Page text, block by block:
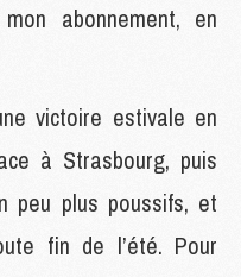
abonnement, en
victoire estivale en
à Strasbourg, puis
peu plus poussifs, et
fin de l’été. Pour